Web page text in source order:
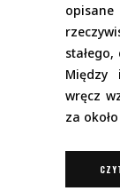
Między
wręcz
za